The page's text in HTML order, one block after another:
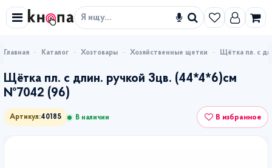
Искать
Каталог Хозтовары Хозяйственные щетки Щётка пл. с
Щётка пл. с длин. ручкой 3цв. (44*4*6)см
№7042 (96)
Артикул:40185 В наличии В избранное